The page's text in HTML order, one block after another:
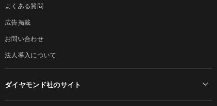
よくある質問
広告掲載
お問い合わせ
法人導入について
ダイヤモンド社のサイト